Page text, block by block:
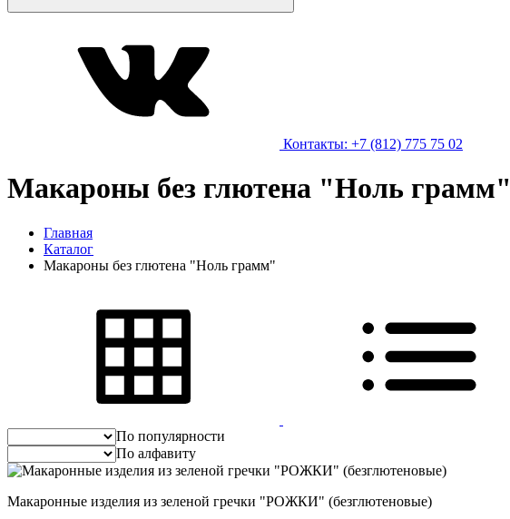
Контакты: +7 (812) 775 75 02
Макароны без глютена "Ноль грамм"
Главная
Каталог
Макароны без глютена "Ноль грамм"
По популярности
По алфавиту
Макаронные изделия из зеленой гречки "РОЖКИ" (безглютеновые)